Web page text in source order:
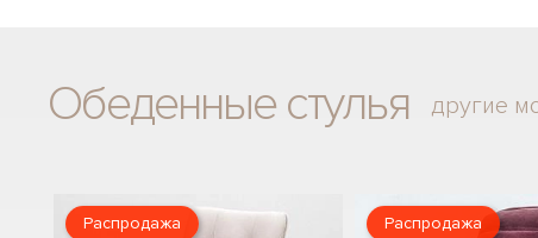
Обеденные стулья другие
Распродажа Распродажа